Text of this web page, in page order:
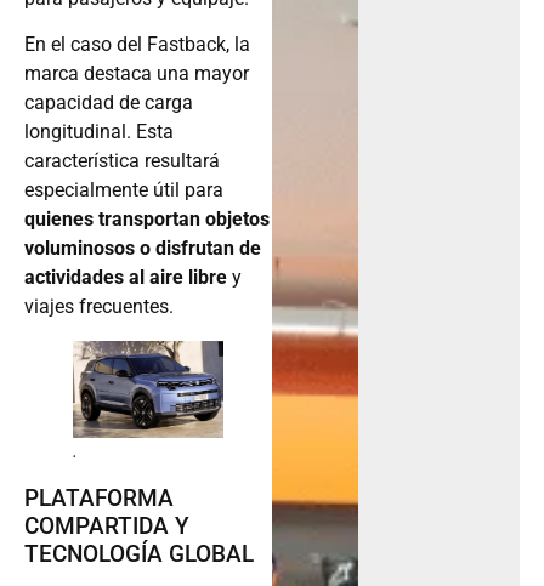
En el caso del Fastback, la
marca destaca una mayor
capacidad de carga
longitudinal. Esta
característica resultará
especialmente útil para
quienes transportan objetos
voluminosos o disfrutan de
actividades al aire libre y
viajes frecuentes.
.
PLATAFORMA
COMPARTIDA Y
TECNOLOGÍA GLOBAL